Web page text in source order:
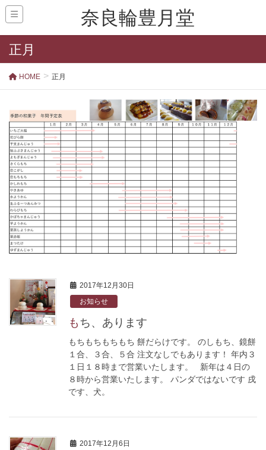
奈良輪豊月堂
正月
HOME 正月
2017年12月30日
お知らせ
もち、あります
もちもちもちもち 餅だらけです。 のしもち、鏡餅
１合、３合、５合 注文なしでもあります！ 年内３
１日１８時まで営業いたします。 新年は４日の
８時から営業いたします。 パンダではないです 戌
です、犬。
2017年12月6日